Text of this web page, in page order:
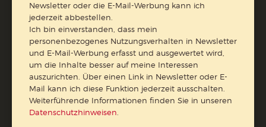
meine Interessen auszurichten. Über einen Link in
Newsletter oder E-Mail kann ich diese Funktion jederzeit
ausschalten.
Weiterführende Informationen finden Sie in unseren
Datenschutzhinweisen.
E-Mail
Newsletter oder die E-Mail-Werbung kann ich
jederzeit abbestellen.
Ich bin einverstanden, dass mein
personenbezogenes Nutzungsverhalten in Newsletter
und E-Mail-Werbung erfasst und ausgewertet wird,
um die Inhalte besser auf meine Interessen
auszurichten. Über einen Link in Newsletter oder E-
Mail kann ich diese Funktion jederzeit ausschalten.
Weiterführende Informationen finden Sie in unseren
Datenschutzhinweisen